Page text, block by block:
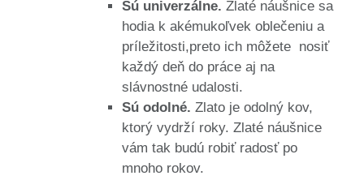
Sú univerzálne. Zlaté náušnice sa
hodia k akémukoľvek oblečeniu a
príležitosti,preto ich môžete nosiť
každý deň do práce aj na
slávnostné udalosti.
Sú odolné. Zlato je odolný kov,
ktorý vydrží roky. Zlaté náušnice
vám tak budú robiť radosť po
mnoho rokov.